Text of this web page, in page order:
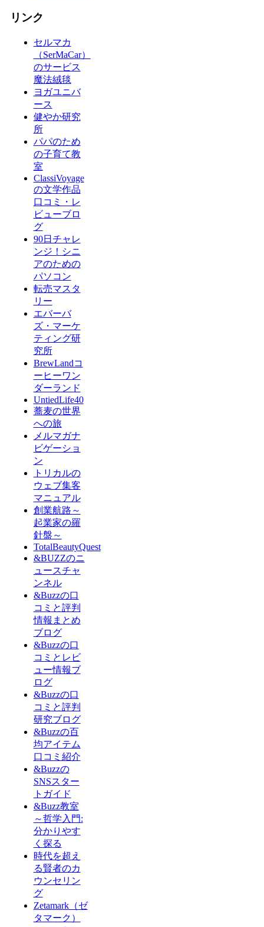
リンク
セルマカ
（SerMaCar）
のサービス
魔法絨毯
ヨガユニバ
ース
健やか研究
所
パパのため
の子育て教
室
ClassiVoyage
の文学作品
口コミ・レ
ビューブロ
グ
90日チャレ
ンジ！シニ
アのための
パソコン
転売マスタ
リー
エバーバ
ズ・マーケ
ティング研
究所
BrewLandコ
ーヒーワン
ダーランド
UntiedLife40
蕎麦の世界
への旅
メルマガナ
ビゲーショ
ン
トリカルの
ウェブ集客
マニュアル
創業航路～
起業家の羅
針盤～
TotalBeautyQuest
&BUZZのニ
ュースチャ
ンネル
&Buzzの口
コミと評判
情報まとめ
ブログ
&Buzzの口
コミとレビ
ュー情報ブ
ログ
&Buzzの口
コミと評判
研究ブログ
&Buzzの百
均アイテム
口コミ紹介
&Buzzの
SNSスター
トガイド
&Buzz教室
～哲学入門:
分かりやす
く探る
時代を超え
る賢者のカ
ウンセリン
グ
Zetamark（ゼ
タマーク）